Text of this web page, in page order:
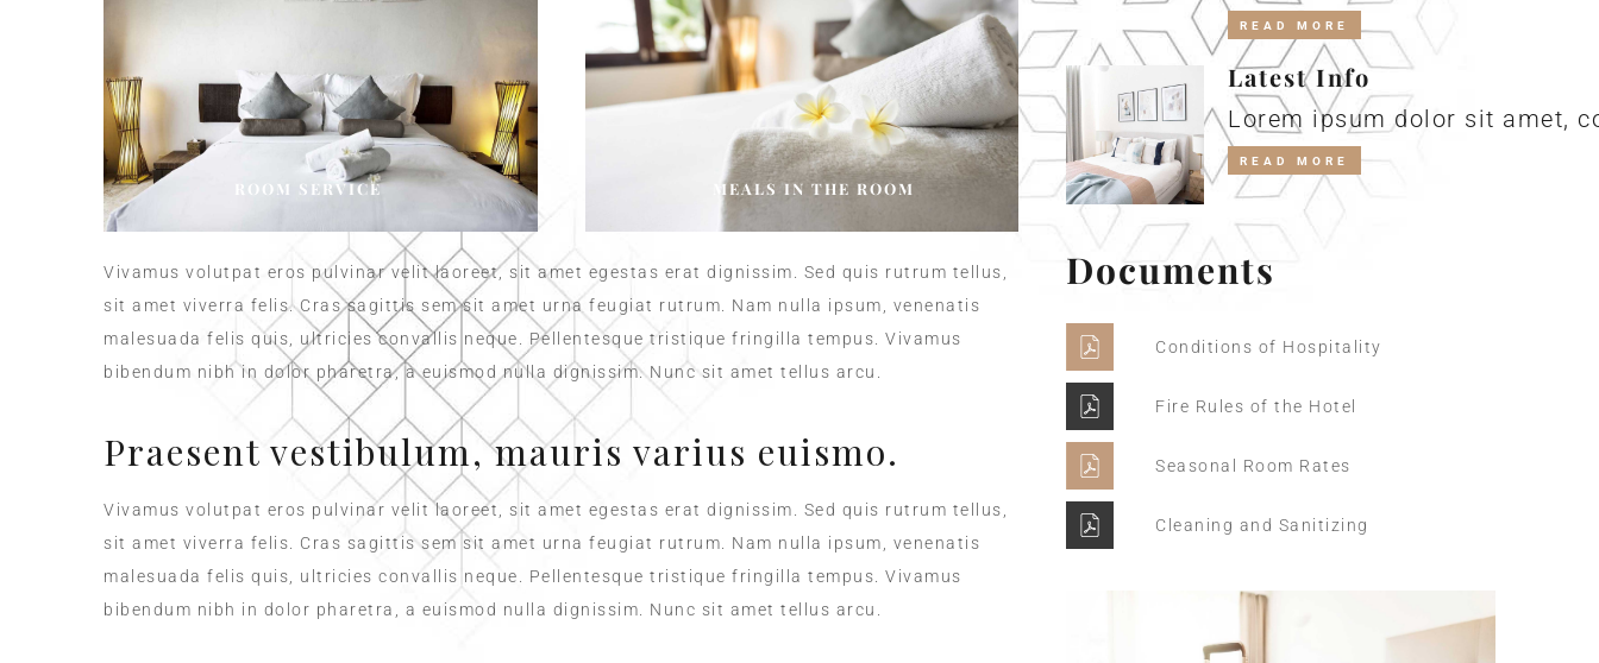
ROOM SERVICE MEALS IN THE ROOM
Vivamus volutpat eros pulvinar velit laoreet, sit amet egestas erat dignissim. Sed quis rutrum tellus,
sit amet viverra felis. Cras sagittis sem sit amet urna feugiat rutrum. Nam nulla ipsum, venenatis
malesuada felis quis, ultricies convallis neque. Pellentesque tristique fringilla tempus. Vivamus
bibendum nibh in dolor pharetra, a euismod nulla dignissim. Nunc sit amet tellus arcu.
Praesent vestibulum, mauris varius euismo.
Vivamus volutpat eros pulvinar velit laoreet, sit amet egestas erat dignissim. Sed quis rutrum tellus,
sit amet viverra felis. Cras sagittis sem sit amet urna feugiat rutrum. Nam nulla ipsum, venenatis
malesuada felis quis, ultricies convallis neque. Pellentesque tristique fringilla tempus. Vivamus
bibendum nibh in dolor pharetra, a euismod nulla dignissim. Nunc sit amet tellus arcu.
READ MORE
Latest Info
Lorem ipsum dolor sit amet,
READ MORE
Documents
Conditions of Hospitality
Fire Rules of the Hotel
Seasonal Room Rates
Cleaning and Sanitizing